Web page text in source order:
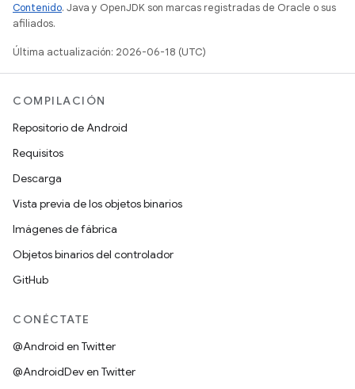
Contenido. Java y OpenJDK son marcas registradas de Oracle o sus
afiliados.
Última actualización: 2026-06-18 (UTC)
COMPILACIÓN
Repositorio de Android
Requisitos
Descarga
Vista previa de los objetos binarios
Imágenes de fábrica
Objetos binarios del controlador
GitHub
CONÉCTATE
@Android en Twitter
@AndroidDev en Twitter